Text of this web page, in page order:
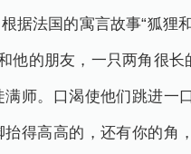
据法国的寓言故事“狐狸
他的朋友，一只两角很
师。口渴使他们跳进
得高高的，还有你的